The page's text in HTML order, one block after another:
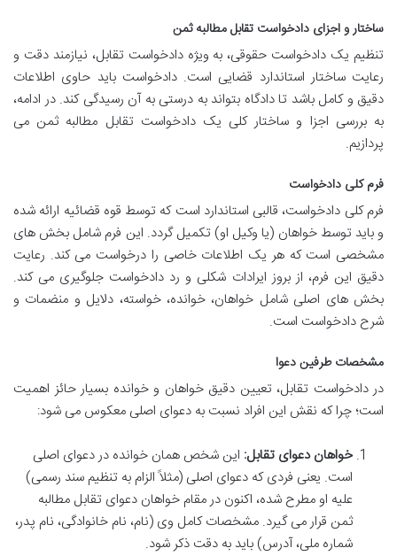
ساختار و اجزای دادخواست تقابل مطالبه ثمن
تنظیم یک دادخواست حقوقی، به ویژه دادخواست تقابل، نیازمند دقت و
رعایت ساختار استاندارد قضایی است. دادخواست باید حاوی اطلاعات
دقیق و کامل باشد تا دادگاه بتواند به درستی به آن رسیدگی کند. در ادامه،
به بررسی اجزا و ساختار کلی یک دادخواست تقابل مطالبه ثمن می
پردازیم.
فرم کلی دادخواست
فرم کلی دادخواست، قالبی استاندارد است که توسط قوه قضائیه ارائه شده
و باید توسط خواهان (یا وکیل او) تکمیل گردد. این فرم شامل بخش های
مشخصی است که هر یک اطلاعات خاصی را درخواست می کند. رعایت
دقیق این فرم، از بروز ایرادات شکلی و رد دادخواست جلوگیری می کند.
بخش های اصلی شامل خواهان، خوانده، خواسته، دلایل و منضمات و
شرح دادخواست است.
مشخصات طرفین دعوا
در دادخواست تقابل، تعیین دقیق خواهان و خوانده بسیار حائز اهمیت
است؛ چرا که نقش این افراد نسبت به دعوای اصلی معکوس می شود:
خواهان دعوای تقابل: این شخص همان خوانده در دعوای اصلی
است. یعنی فردی که دعوای اصلی (مثلاً الزام به تنظیم سند رسمی)
علیه او مطرح شده، اکنون در مقام خواهان دعوای تقابل مطالبه
ثمن قرار می گیرد. مشخصات کامل وی (نام، نام خانوادگی، نام پدر،
شماره ملی، آدرس) باید به دقت ذکر شود.